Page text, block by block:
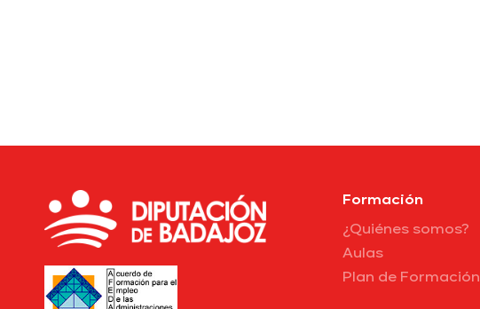
Formación
¿Quiénes somos?
Aulas
Plan de Formación